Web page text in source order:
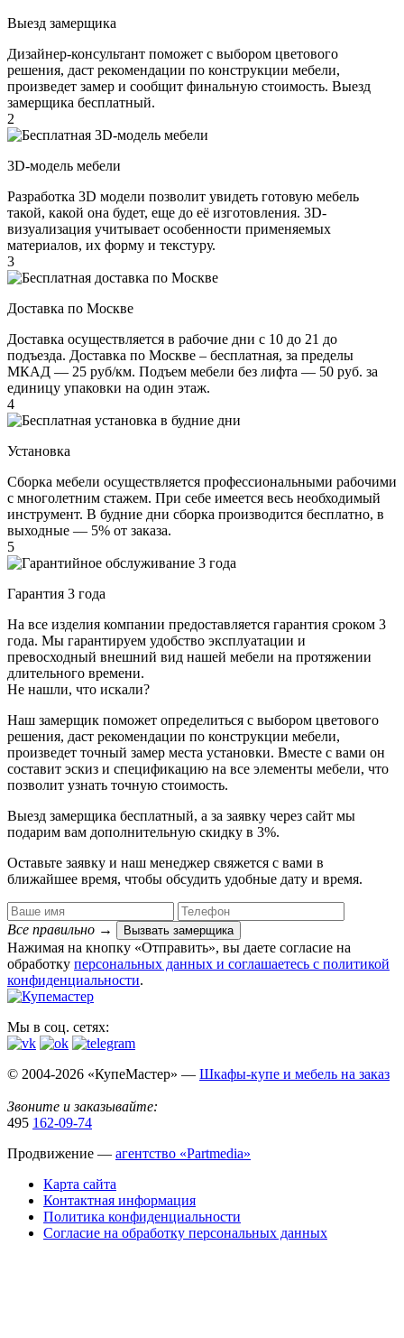
Выезд замерщика
Дизайнер-консультант поможет с выбором цветового
решения, даст рекомендации по конструкции мебели,
произведет замер и сообщит финальную стоимость. Выезд
замерщика бесплатный.
2
3D-модель мебели
Разработка 3D модели позволит увидеть готовую мебель
такой, какой она будет, еще до её изготовления. 3D-
визуализация учитывает особенности применяемых
материалов, их форму и текстуру.
3
Доставка по Москве
Доставка осуществляется в рабочие дни с 10 до 21 до
подъезда. Доставка по Москве – бесплатная, за пределы
МКАД — 25 руб/км. Подъем мебели без лифта — 50 руб. за
единицу упаковки на один этаж.
4
Установка
Сборка мебели осуществляется профессиональными рабочими
с многолетним стажем. При себе имеется весь необходимый
инструмент. В будние дни сборка производится бесплатно, в
выходные — 5% от заказа.
5
Гарантия 3 года
На все изделия компании предоставляется гарантия сроком 3
года. Мы гарантируем удобство эксплуатации и
превосходный внешний вид нашей мебели на протяжении
длительного времени.
Не нашли, что искали?
Наш замерщик поможет определиться с выбором цветового
решения, даст рекомендации по конструкции мебели,
произведет точный замер места установки. Вместе с вами он
составит эскиз и спецификацию на все элементы мебели, что
позволит узнать точную стоимость.
Выезд замерщика бесплатный, а за заявку через сайт мы
подарим вам дополнительную скидку в 3%.
Оставьте заявку и наш менеджер свяжется с вами в
ближайшее время, чтобы обсудить удобные дату и время.
Все правильно → Вызвать замерщика
Нажимая на кнопку «Отправить», вы даете согласие на
обработку персональных данных​ и соглашаетесь c политикой
конфиденциальности.
Мы в соц. сетях:
© 2004-2026 «КупеМастер» — Шкафы-купе и мебель на заказ
Звоните и заказывайте:
495 162-09-74
Продвижение — агентство «Partmedia»
Карта сайта
Контактная информация
Политика конфиденциальности
Согласие на обработку персональных данных